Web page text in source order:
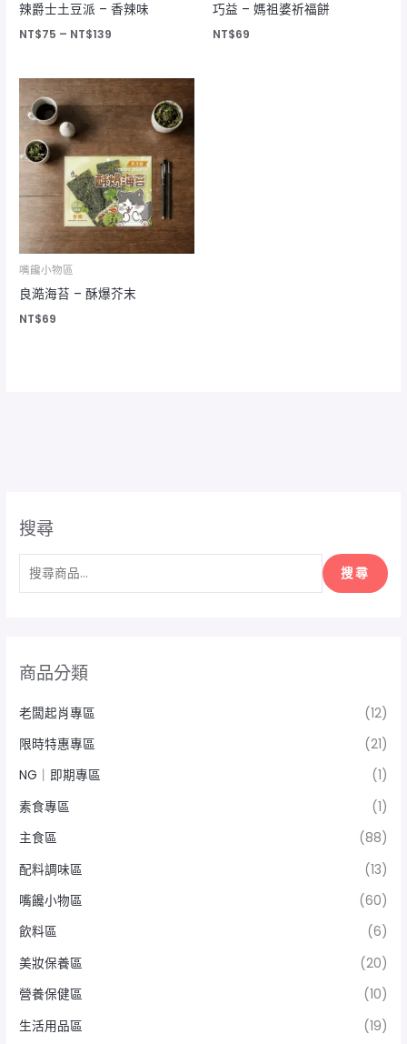
辣爵士土豆派 – 香辣味
NT$75 – NT$139
巧益 – 媽祖婆祈福餅
NT$69
嘴饞小物區
良澔海苔 – 酥爆芥末
NT$69
搜尋
搜尋
商品分類
老闆起肖專區
(12)
限時特惠專區
(21)
NG｜即期專區
(1)
素食專區
(1)
主食區
(88)
配料調味區
(13)
嘴饞小物區
(60)
飲料區
(6)
美妝保養區
(20)
營養保健區
(10)
生活用品區
(19)